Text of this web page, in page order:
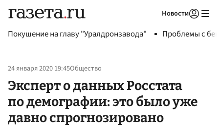
Новости
Покушение на главу "Уралдронзавода" Проблемы с
24 января 2020 19:45Общество
Эксперт о данных Росстата
по демографии: это было уже
давно спрогнозировано